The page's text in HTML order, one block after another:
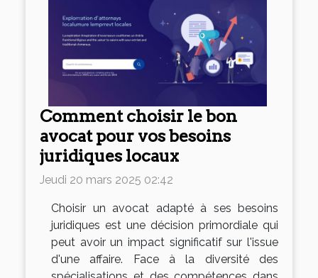
Comment choisir le bon
avocat pour vos besoins
juridiques locaux
Jeudi 20 mars 2025 02:42
Choisir un avocat adapté à ses besoins
juridiques est une décision primordiale qui
peut avoir un impact significatif sur l'issue
d'une affaire. Face à la diversité des